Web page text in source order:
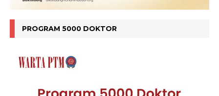
PROGRAM 5000 DOKTOR